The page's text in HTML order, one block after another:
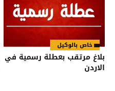
خاص بالوكيل
بلاغ مرتقب بعطلة رسمية في
الاردن